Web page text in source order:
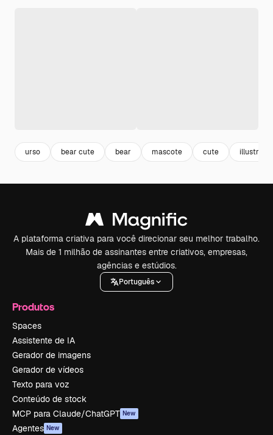
urso bear cute bear mascote cute
A plataforma criativa para você direcionar seu melhor trabalho.
Mais de 1 milhão de assinantes entre criativos, empresas,
agências e estúdios.
Português
Produtos
Spaces
Assistente de IA
Gerador de imagens
Gerador de vídeos
Texto para voz
Conteúdo de stock
MCP para Claude/ChatGPT New
Agentes New